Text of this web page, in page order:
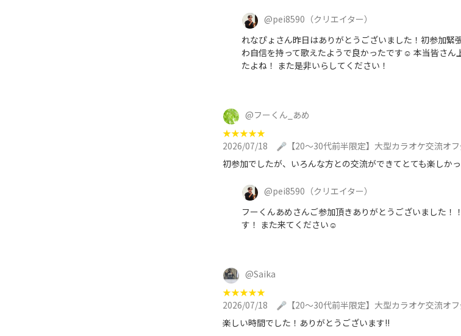
@pei8590 （クリエイター）
れなぴょさん昨日はありがとうございました！初参加緊
わ自信を持って歌えたようで良かったです☺️ 本当皆さん
たよね！ また是非いらしてください！
@フーくん_あめ
★★★★★
2026/07/18
🎤【20〜30代前半限定】大型カラオケ交流オ
初参加でしたが、いろんな方との交流ができてとても楽しか
@pei8590 （クリエイター）
フーくんあめさんご参加頂きありがとうございました！
す！ また来てください☺️
@Saika
★★★★★
2026/07/18
🎤【20〜30代前半限定】大型カラオケ交流オ
楽しい時間でした！ありがとうございます!!